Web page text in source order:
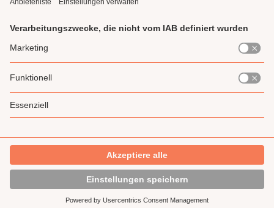
GENIESSEN
UNSERE LIEBLINGE
Impressum Datenschutz AGB
Widerrufsrecht
* Alle Preise inkl. gesetzl. Mehrwertsteuer zzgl. Versandkosten
Nachnahmegebühren, wenn nicht anders angegeben.
Made with 🧡 by LAUX